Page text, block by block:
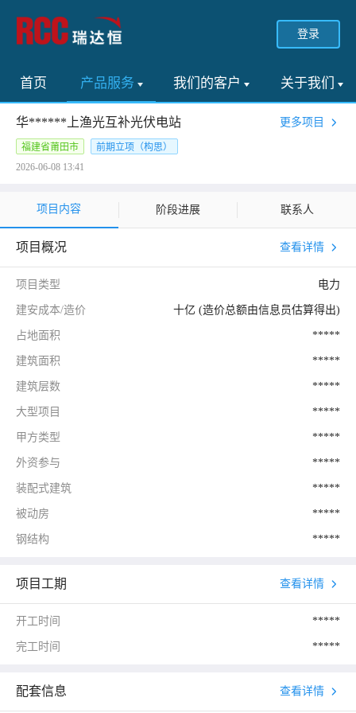
登录
首页 产品服务 我们的客户 关于我们
华******上渔光互补光伏电站 更多项目
福建省莆田市
前期立项（构思）
2026-06-08 13:41
项目内容 阶段进展 联系人
项目概况 查看详情
项目类型 电力
建安成本/造价 十亿 (造价总额由信息员估算得出)
占地面积 *****
建筑面积 *****
建筑层数 *****
大型项目 *****
甲方类型 *****
外资参与 *****
装配式建筑 *****
被动房 *****
钢结构 *****
项目工期 查看详情
开工时间 *****
完工时间 *****
配套信息 查看详情